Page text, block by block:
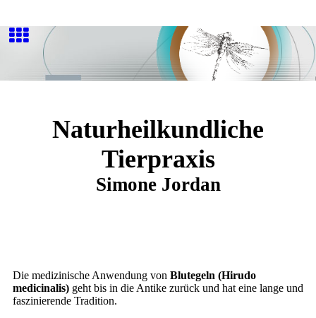
Naturheilkundliche
Tierpraxis
Simone Jordan
Die medizinische Anwendung von Blutegeln (Hirudo
medicinalis)geht bis in die Antike zurück und hat eine lange und
faszinierende Tradition.